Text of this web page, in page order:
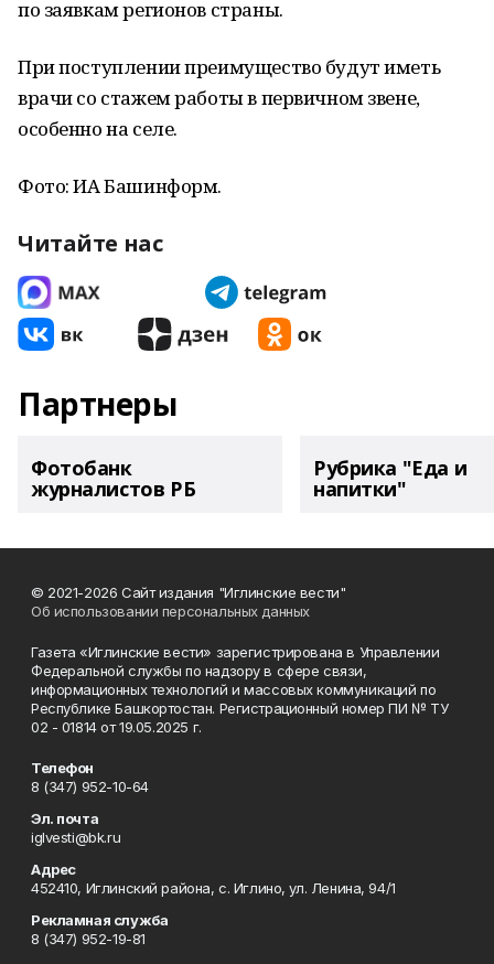
по заявкам регионов страны.
При поступлении преимущество будут иметь
врачи со стажем работы в первичном звене,
особенно на селе.
Фото: ИА Башинформ.
Читайте нас
Партнеры
Фотобанк
журналистов РБ
Рубрика "Еда и
напитки"
© 2021-2026 Сайт издания "Иглинские вести"
Об использовании персональных данных
Газета «Иглинские вести» зарегистрирована в Управлении
Федеральной службы по надзору в сфере связи,
информационных технологий и массовых коммуникаций по
Республике Башкортостан. Регистрационный номер ПИ № ТУ
02 - 01814 от 19.05.2025 г.
Телефон
8 (347) 952-10-64
Эл. почта
iglvesti@bk.ru
Адрес
452410, Иглинский района, с. Иглино, ул. Ленина, 94/1
Рекламная служба
8 (347) 952-19-81